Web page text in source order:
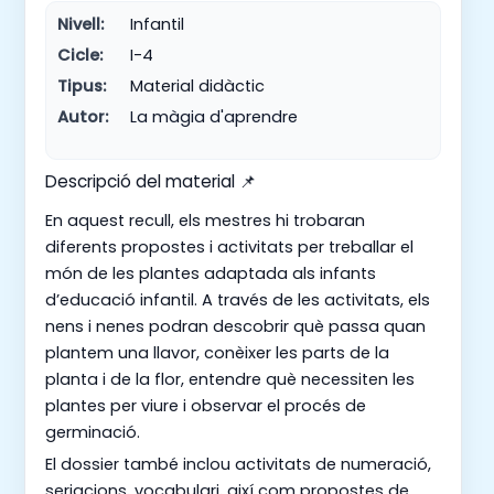
Nivell:
Infantil
Cicle:
I-4
Tipus:
Material didàctic
Autor:
La màgia d'aprendre
Descripció del material 📌
En aquest recull, els mestres hi trobaran
diferents propostes i activitats per treballar el
món de les plantes adaptada als infants
d’educació infantil. A través de les activitats, els
nens i nenes podran descobrir què passa quan
plantem una llavor, conèixer les parts de la
planta i de la flor, entendre què necessiten les
plantes per viure i observar el procés de
germinació.
El dossier també inclou activitats de numeració,